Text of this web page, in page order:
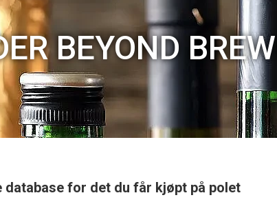
BEYOND
for det du får kjøpt på polet